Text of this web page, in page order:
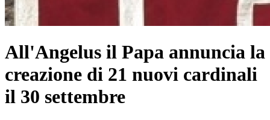
All'Angelus il Papa annuncia la
creazione di 21 nuovi cardinali
il 30 settembre